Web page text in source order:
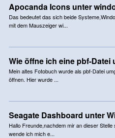
Apocanda Icons unter
Das bedeutet das sich beide
mit dem Mauszeiger wi...
Wie öffne ich eine pbf-Datei
Mein altes Fotobuch wurde als pbf-Datei
öffnen. Hier wurde ...
Seagate Dashboard unter
Hallo Freunde,nachdem mir an dieser
wende ich mich e...